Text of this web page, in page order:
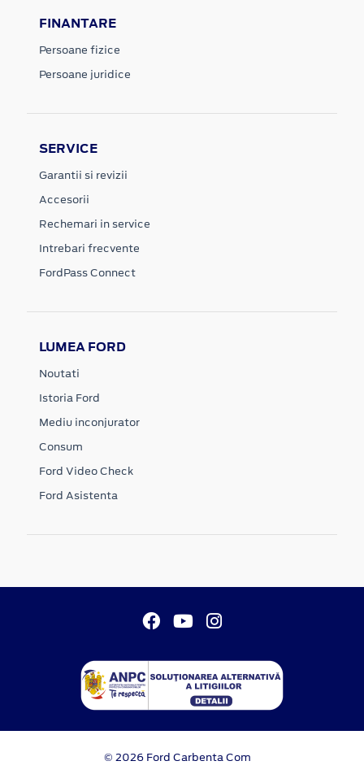
FINANTARE
Persoane fizice
Persoane juridice
SERVICE
Garantii si revizii
Accesorii
Rechemari in service
Intrebari frecvente
FordPass Connect
LUMEA FORD
Noutati
Istoria Ford
Mediu inconjurator
Consum
Ford Video Check
Ford Asistenta
© 2026 Ford Carbenta Com